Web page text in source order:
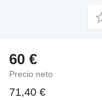
60 €
Precio neto
71,40 €